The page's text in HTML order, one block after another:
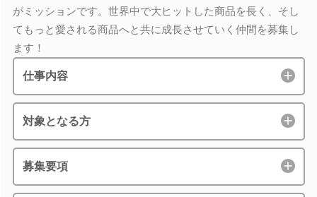
がミッションです。世界中で大ヒットした商品を長く、そし
てもっと愛される商品へと共に成長させていく仲間を募集し
ます！
仕事内容
対象となる方
募集要項